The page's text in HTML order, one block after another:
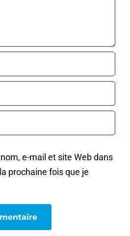
e-mail et site Web dans
prochaine fois que je